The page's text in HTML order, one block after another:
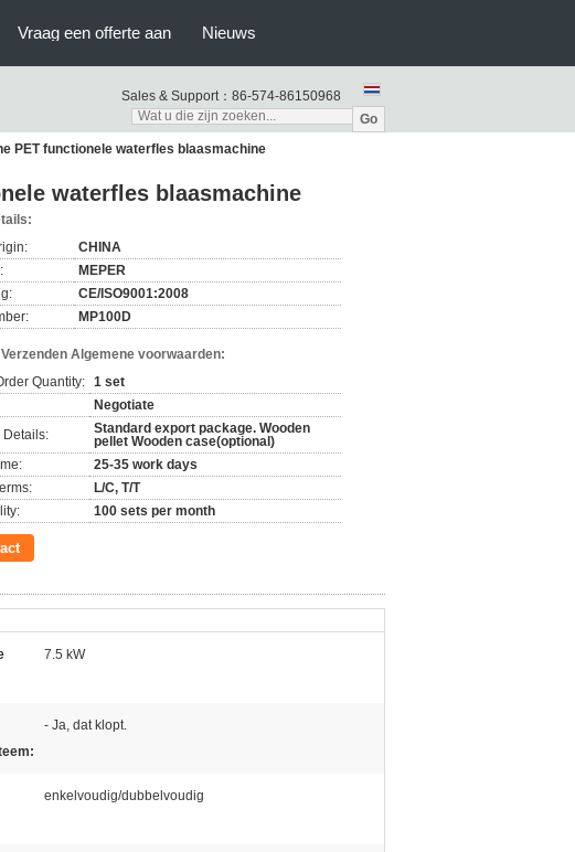
Vraag een offerte aan Nieuws
Sales & Support： 86-574-86150968
Go
PET functionele waterfles blaasmachine
waterfles blaasmachine
CHINA
MEPER
CE/ISO9001:2008
MP100D
Algemene voorwaarden:
Quantity: 1 set
Negotiate
Details:
Standard export package. Wooden
pellet Wooden case(optional)
25-35 work days
L/C, T/T
100 sets per month
7.5 kW
- Ja, dat klopt.
enkelvoudig/dubbelvoudig